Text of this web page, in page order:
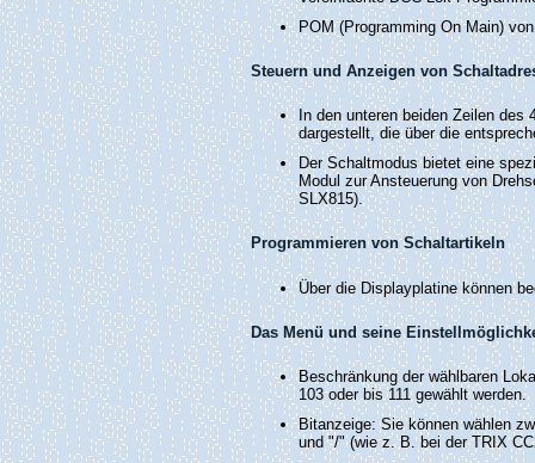
POM (Programming On Main)
Steuern und Anzeigen von
In den unteren beiden Zeilen
dargestellt, die über die
Der Schaltmodus bietet eine
Modul zur Ansteuerung von
SLX815).
Programmieren von Schaltartikeln
Über die Displayplatine können
Das Menü und seine
Beschränkung der wählbaren
103 oder bis 111 gewählt werden.
Bitanzeige: Sie können wählen
und "/" (wie z. B. bei der TRIX